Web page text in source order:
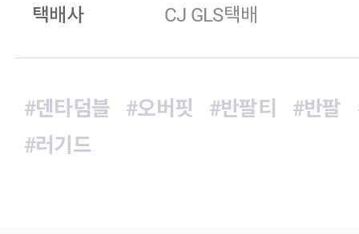
택배사
CJ GLS택배
#덴타덤블 #오버핏 #반팔티 #반팔
#러기드